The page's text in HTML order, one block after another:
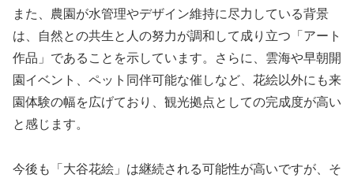
また、農園が水管理やデザイン維持に尽力している背景
は、自然との共生と人の努力が調和して成り立つ「アート
作品」であることを示しています。さらに、雲海や早朝開
園イベント、ペット同伴可能な催しなど、花絵以外にも来
園体験の幅を広げており、観光拠点としての完成度が高い
と感じます。
今後も「大谷花絵」は継続される可能性が高いですが、そ